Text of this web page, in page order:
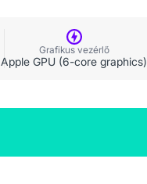
Grafikus vezérlő
Apple GPU (6-core graphics)